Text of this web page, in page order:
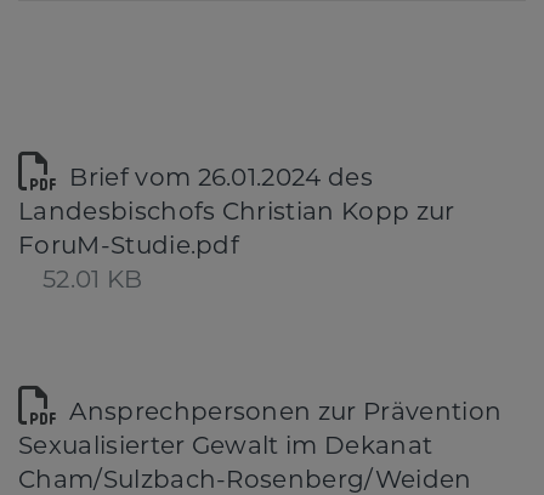
Brief vom 26.01.2024 des
Landesbischofs Christian Kopp zur
ForuM-Studie.pdf
52.01 KB
Ansprechpersonen zur Prävention
Sexualisierter Gewalt im Dekanat
Cham/Sulzbach-Rosenberg/Weiden